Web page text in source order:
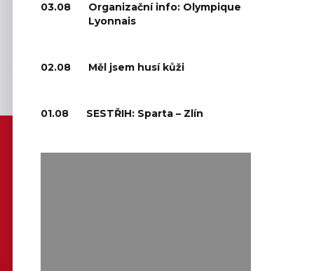
03.08
Organizační info: Olympique
Lyonnais
02.08 Měl jsem husí kůži
01.08 SESTŘIH: Sparta – Zlín